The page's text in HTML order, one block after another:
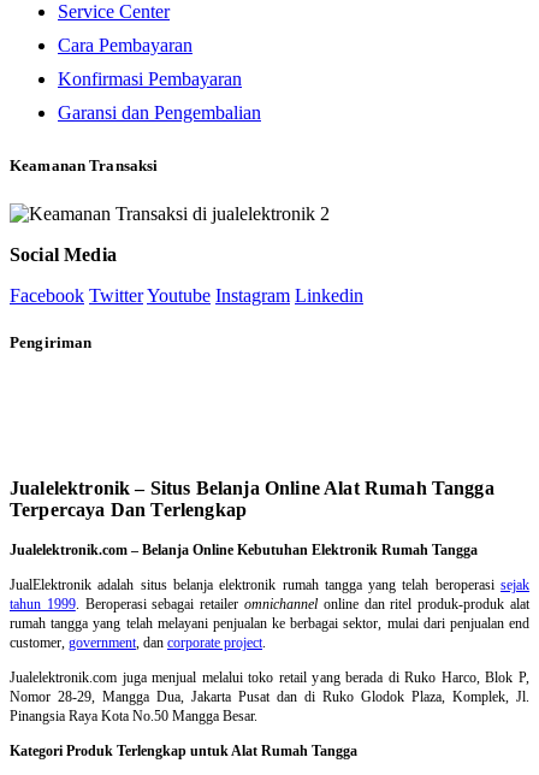
Service Center
Cara Pembayaran
Konfirmasi Pembayaran
Garansi dan Pengembalian
Keamanan Transaksi
Social Media
Facebook TwitterYoutube Instagram Linkedin
Pengiriman
Jualelektronik – Situs Belanja Online Alat Rumah Tangga
Terpercaya Dan Terlengkap
Jualelektronik.com – Belanja Online Kebutuhan Elektronik Rumah Tangga
JualElektronik adalah situs belanja elektronik rumah tanggayang telah beroperasisejak
tahun 1999. Beroperasi sebagai retaileromnichannel online dan ritel produk-produk alat
rumah tangga yang telah melayani penjualan ke berbagai sektor, mulai dari penjualan end
customer, government, dan corporate project.
Jualelektronik.com juga menjual melalui toko retail yang berada di Ruko Harco, Blok P,
Nomor 28-29, Mangga Dua, Jakarta Pusat dan di Ruko Glodok Plaza, Komplek, Jl.
Pinangsia Raya Kota No.50 Mangga Besar.
Kategori Produk Terlengkap untuk Alat Rumah Tangga